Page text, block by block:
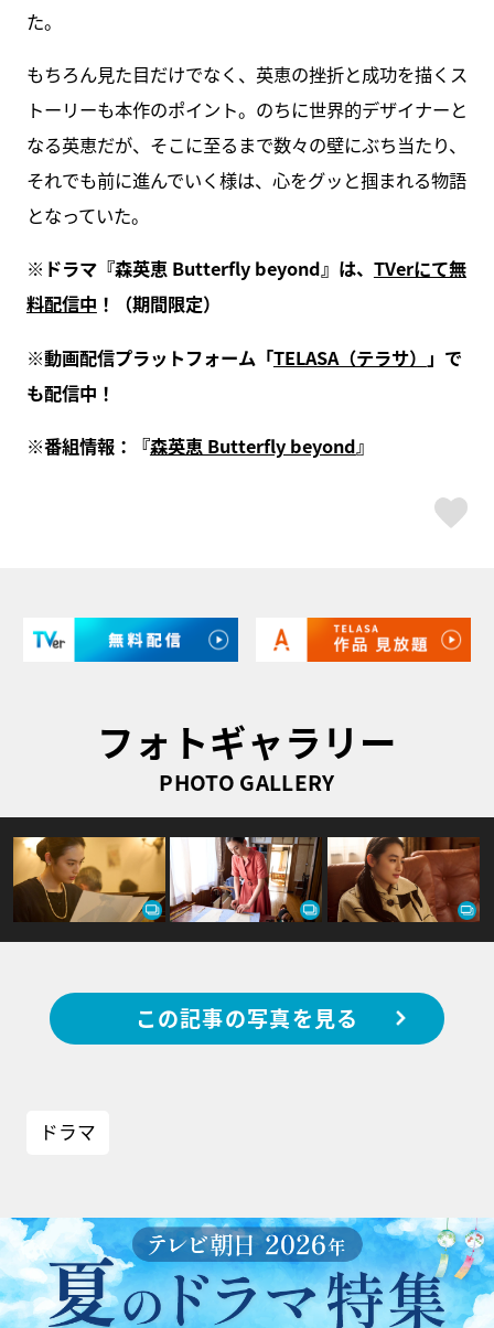
た。
もちろん見た目だけでなく、英恵の挫折と成功を描くス
トーリーも本作のポイント。のちに世界的デザイナーと
なる英恵だが、そこに至るまで数々の壁にぶち当たり、
それでも前に進んでいく様は、心をグッと掴まれる物語
となっていた。
※ドラマ『森英恵 Butterfly beyond』は、 TVerにて無
料配信中 ！（期間限定）
※動画配信プラットフォーム「TELASA（テラサ） 」で
も配信中！
※番組情報：『森英恵 Butterfly beyond』
フォトギャラリー
PHOTO GALLERY
この記事の写真を見る
ドラマ